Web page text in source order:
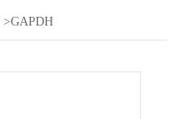
>GAPDH